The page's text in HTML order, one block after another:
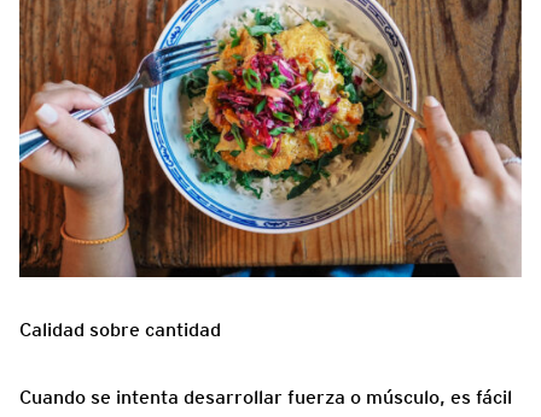
Calidad sobre cantidad
Cuando se intenta desarrollar fuerza o músculo, es fácil